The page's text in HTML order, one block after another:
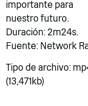
importante para
nuestro futuro.
Duración: 2m24s.
Fuente: Network
Tipo de archivo:
(13,471kb)